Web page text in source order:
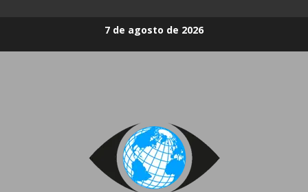
7 de agosto de 2026